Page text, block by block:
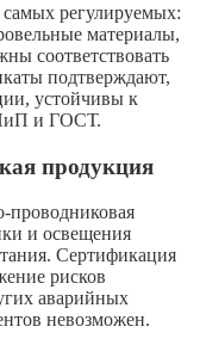
самых регулируемых:
материалы,
соответствовать
подтверждают,
устойчивы к
и ГОСТ.
продукция
проводниковая
и освещения
Сертификация
рисков
аварийных
невозможен.